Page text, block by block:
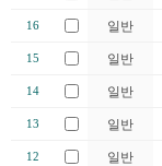
16 일반
15 일반
14 일반
13 일반
12 일반